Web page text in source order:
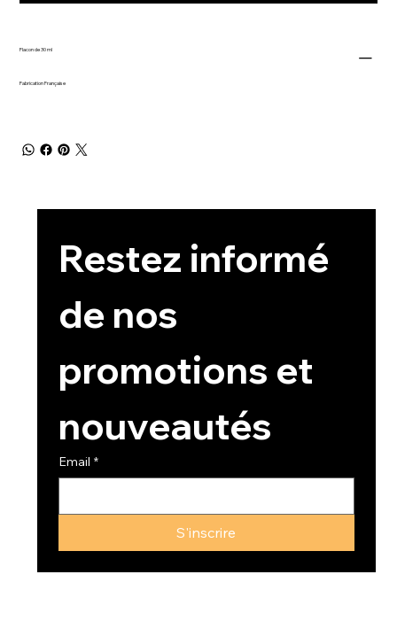
Flacon de 30 ml
Fabrication Française
Restez informé
de nos
promotions et
nouveautés
Email *
S'inscrire